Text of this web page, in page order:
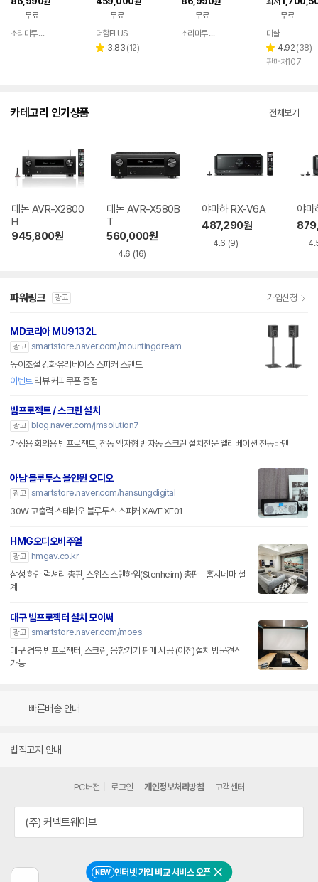
NEW 인터넷 가입 비교 서비스 오픈 닫기
RC 옵티컬 USB
무료
소리마루 유한회사
커 5.1.2채널
무료
더함PLUS
별 3.83 리
(12)
터 ARC 옵티컬
무료
소리마루 유한회사
무료
마샬
별
점
4.92 리
뷰
(38)
판매처107
카테고리 인기상품 전체보기
데논 AVR-X2800
H
945,800원
데논 AVR-X580B
T
560,000원
4.6 (16)
야마하 RX-V6A
487,290원
4.6 (9)
야
파워링크 광고 가입신청
MD코리아 MU9132L
광고 smartstore.naver.com/mountingdream
높이조절 강화유리베이스 스피커 스탠드
이벤트리뷰 커피쿠폰 증정
빔프로젝트 / 스크린 설치
광고
blog.naver.com/jmsolution7
가정용 회의용 빔프로젝트, 전동 액자형 반자동 스크린 설치전문 엘리베이션 전동바텐
아남 블루투스 올인원 오디오
광고 smartstore.naver.com/hansungdigital
30W 고출력 스테레오 블루투스 스피커 XAVE XE01
HMG오디오비주얼
광고
hmgav.co.kr
삼성 하만 럭셔리 총판, 스위스 스텐하임(Stenheim) 총판 - 홈시네마 설
계
대구 빔프로젝터 설치 모이써
광고 smartstore.naver.com/moes
대구 경북 빔프로젝터, 스크린, 음향기기 판매 시공 (이전)설치 방문견적
가능
빠른배송 안내
법적고지 안내
PC버전 로그인 개인정보처리방침 고객센터
(주) 커넥트웨이브